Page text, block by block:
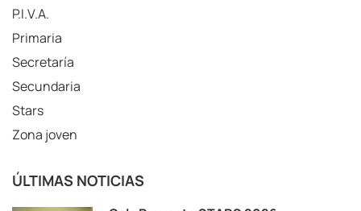
P.I.V.A.
Primaria
Secretaría
Secundaria
Stars
Zona joven
ÚLTIMAS NOTICIAS